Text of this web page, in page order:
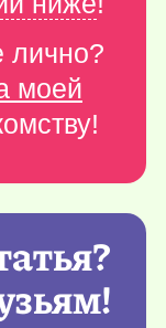
лично?
моей